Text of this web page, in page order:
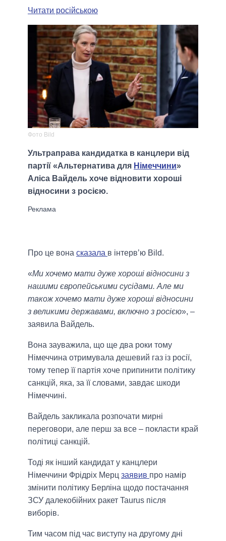
Читати російською
Фото Bild
Ультраправа кандидатка в канцлери від
партії «Альтернатива для Німеччини»
Аліса Вайдель хоче відновити хороші
відносини з росією.
Про це вона сказала в інтервʼю Bild.
«Ми хочемо мати дуже хороші відносини з
нашими європейськими сусідами. Але ми
також хочемо мати дуже хороші відносини
з великими державами, включно з росією», –
заявила Вайдель.
Вона зауважила, що ще два роки тому
Німеччина отримувала дешевий газ із росії,
тому тепер її партія хоче припинити політику
санкцій, яка, за її словами, завдає шкоди
Німеччині.
Вайдель закликала розпочати мирні
переговори, але перш за все – покласти край
політиці санкцій.
Тоді як інший кандидат у канцлери
Німеччини Фрідріх Мерц заявив про намір
змінити політику Берліна щодо постачання
ЗСУ далекобійних ракет Taurus після
виборів.
Тим часом під час виступу на другому дні